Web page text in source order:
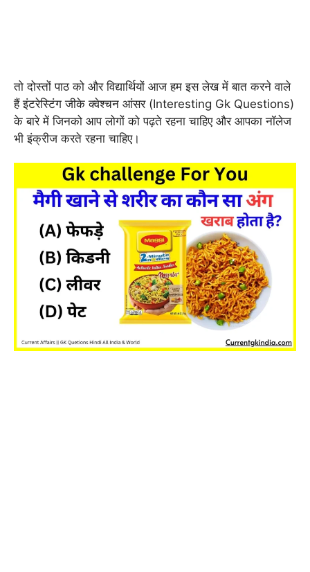
तो दोस्तों पाठ को और विद्यार्थियों आज हम इस लेख में बात करने वाले
हैं इंटरेस्टिंग जीके क्वेश्चन आंसर (Interesting Gk Questions)
के बारे में जिनको आप लोगों को पढ़ते रहना चाहिए और आपका नॉलेज
भी इंक्रीज करते रहना चाहिए।